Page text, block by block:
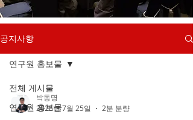
공지사항
전체 게시물
연구원 홍보물
연구원 홍보물
박동명
2025년 7월 25일
2분 분량